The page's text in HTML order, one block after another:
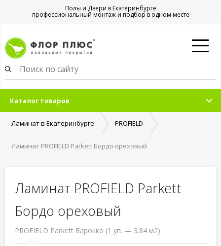
Полы и Двери в Екатеринбурге
профессиональный монтаж и подбор в одном месте
Каталог товаров
Ламинат в Екатеринбурге PROFIELD
Ламинат PROFIELD Parkett Бордо ореховый
Ламинат PROFIELD Parkett
Бордо ореховый
PROFIELD Parkett Барокко (1 уп. — 3.84 м2)